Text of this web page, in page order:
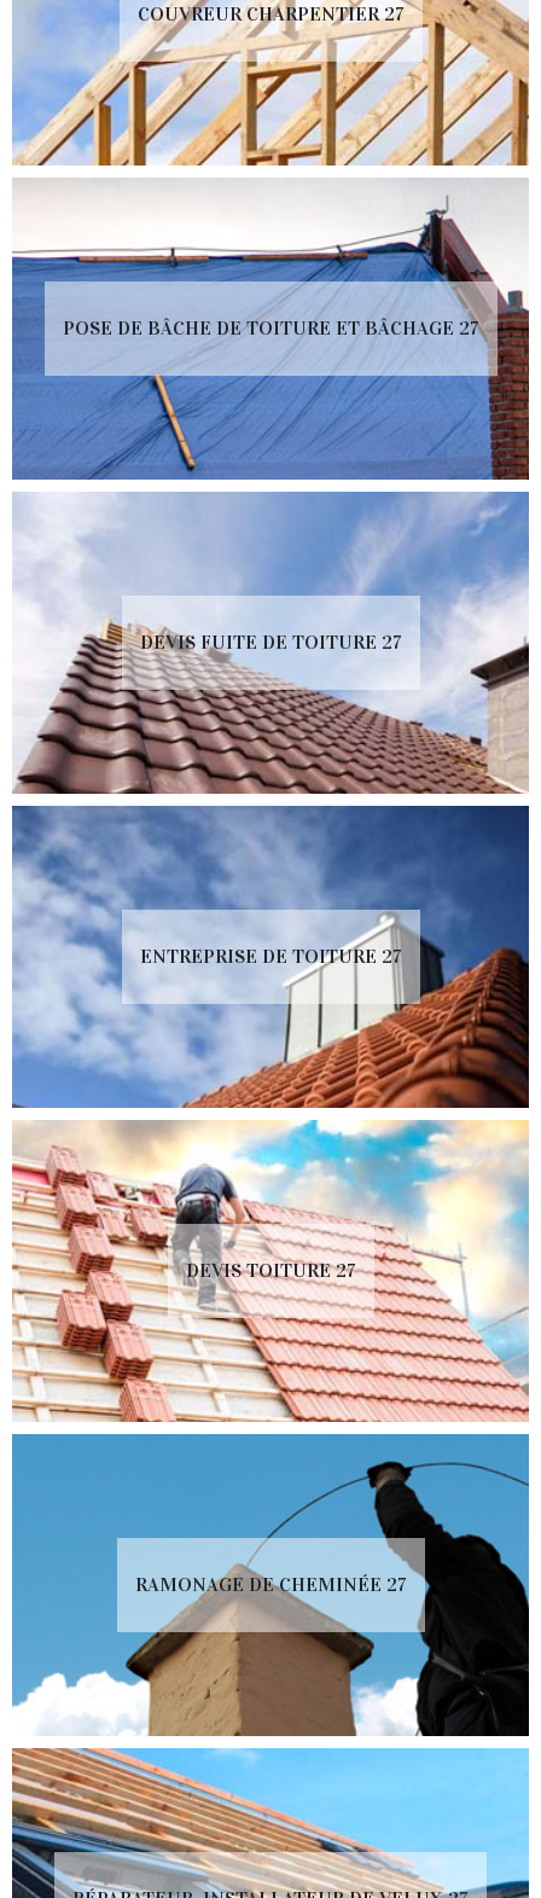
COUVREUR CHARPENTIER 27
POSE DE BÂCHE DE TOITURE ET BÂCHAGE 27
DEVIS FUITE DE TOITURE 27
ENTREPRISE DE TOITURE 27
DEVIS TOITURE 27
RAMONAGE DE CHEMINÉE 27